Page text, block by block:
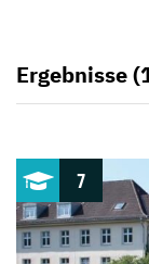
Ergebnisse
7